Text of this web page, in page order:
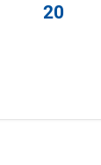
20